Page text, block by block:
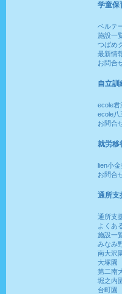
学童保
ベルテ
施設一
つばめ
最新情
お問合
自立
ecole君
ecole八
お問合
就労移
lien小金
お問合
通所支
通所支
よくあ
施設一
みなみ
南大沢
大塚園
第二南
堀之内
台町園